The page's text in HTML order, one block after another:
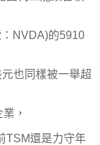
NVDA)的5910
也同樣被一舉超
，
TSM還是力守年